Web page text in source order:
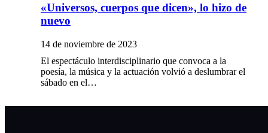
«Universos, cuerpos que dicen», lo hizo de
nuevo
14 de noviembre de 2023
El espectáculo interdisciplinario que convoca a la
poesía, la música y la actuación volvió a deslumbrar el
sábado en el…